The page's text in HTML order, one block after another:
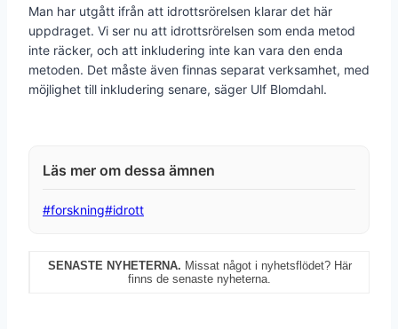
Man har utgått ifrån att idrottsrörelsen klarar det här
uppdraget. Vi ser nu att idrottsrörelsen som enda metod
inte räcker, och att inkludering inte kan vara den enda
metoden. Det måste även finnas separat verksamhet, med
möjlighet till inkludering senare, säger Ulf Blomdahl.
Post
#forskning#idrott
SENASTE NYHETERNA. Missat något i nyhetsflödet? Här
finns de senaste nyheterna.